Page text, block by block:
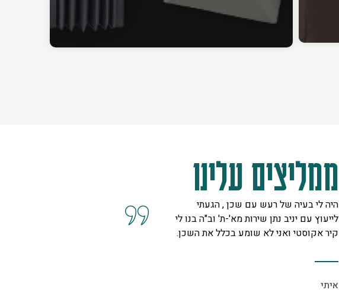
ממליצים עלינו
היה לי בעיה של רעש עם שכן , הגעתי
לייעוץ עם יניב נתן שירות מא'-ת' וב"ה בנו לי
קיר אקוסטי ואני לא שומע בכלל את השכן.
איתי